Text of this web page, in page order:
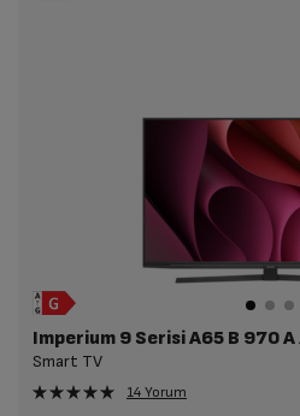
Imperium 9 Serisi A65 B 970
Smart TV
14 Yorum